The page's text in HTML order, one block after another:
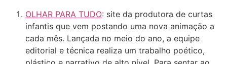
OLHAR PARA TUDO: site da produtora de curtas
infantis que vem postando uma nova animação a
cada mês. Lançada no meio do ano, a equipe
editorial e técnica realiza um trabalho poético,